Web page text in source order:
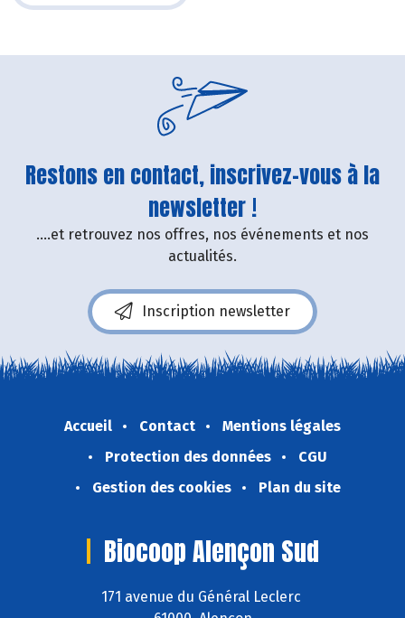
Restons en contact, inscrivez-vous à la
newsletter !
....et retrouvez nos offres, nos événements et nos
actualités.
Inscription newsletter
Accueil Contact
Mentions légales
Protection des données
CGU
Gestion des cookies
Plan du site
Biocoop Alençon Sud
171 avenue du Général Leclerc